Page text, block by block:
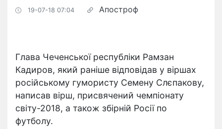
19-07-18 07:04 Апостроф
Глава Чеченської республіки Рамзан
Кадиров, який раніше відповідав у віршах
російському гумористу Семену Слєпакову,
написав вірш, присвячений чемпіонату
світу-2018, а також збірній Росії по
футболу.